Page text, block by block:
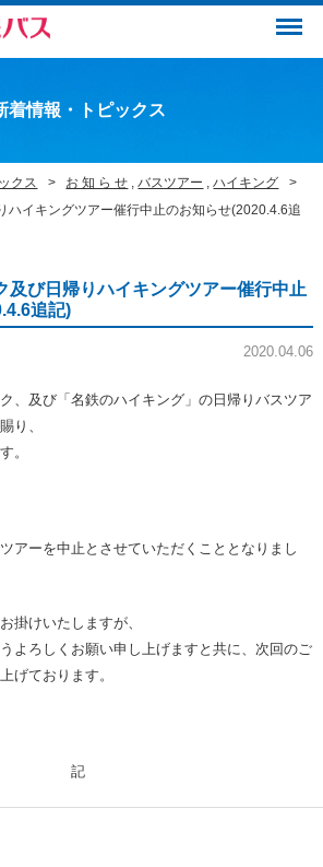
Menu
着情報・トピックス
クス お 知 ら せ ,バスツアー ,ハイキング
ハイキングツアー催行中止のお知らせ(2020.4.6追
及び日帰りハイキングツアー催行中止
追記)
2020.04.06
、及び「名鉄のハイキング」の日帰りバスツア
り、
。
アーを中止とさせていただくこととなりまし
掛けいたしますが、
よろしくお願い申し上げますと共に、次回のご
げております。
記